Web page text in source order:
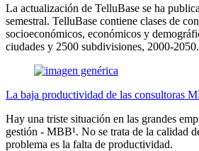
La actualización de TelluBase se ha
semestral. TelluBase contiene clases de
socioeconómicos, económicos y
ciudades y 2500 subdivisiones, 2000-2050.
La baja productividad de las consultoras
Hay una triste situación en las grandes
gestión - MBB¹. No se trata de la calidad
problema es la falta de productividad.